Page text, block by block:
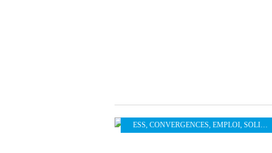
ESS CONVERGENCES EMPLOI SOLIDARITÉ